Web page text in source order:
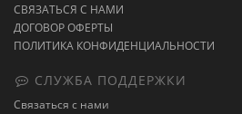
СВЯЗАТЬСЯ С НАМИ
ДОГОВОР ОФЕРТЫ
ПОЛИТИКА КОНФИДЕНЦИАЛЬНОСТИ
СЛУЖБА ПОДДЕРЖКИ
Связаться с нами